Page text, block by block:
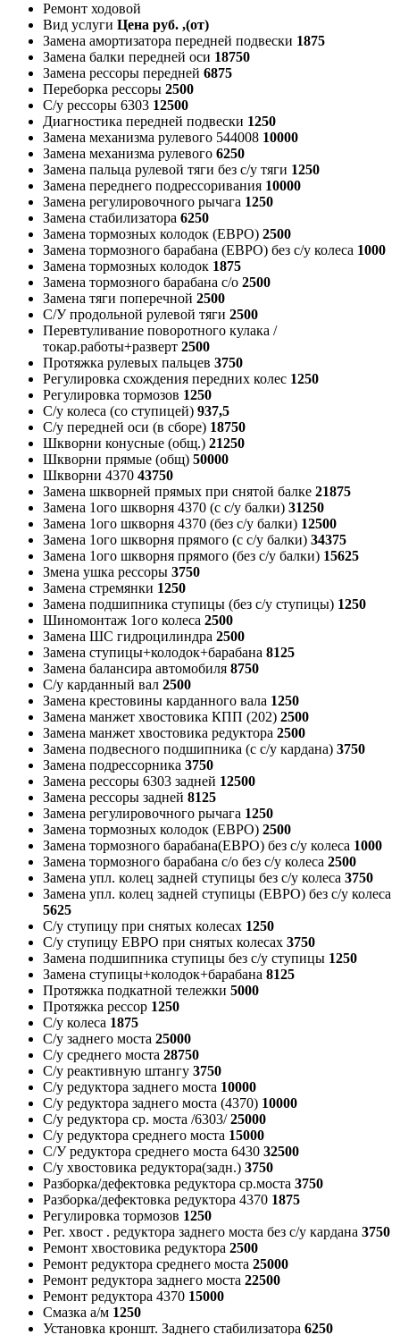
Ремонт ходовой
Вид услуги Цена руб. ,(от)
Замена амортизатора передней подвески 1875
Замена балки передней оси 18750
Замена рессоры передней 6875
Переборка рессоры 2500
С/у рессоры 6303 12500
Диагностика передней подвески 1250
Замена механизма рулевого 544008 10000
Замена механизма рулевого 6250
Замена пальца рулевой тяги без с/у тяги 1250
Замена переднего подрессоривания 10000
Замена регулировочного рычага 1250
Замена стабилизатора 6250
Замена тормозных колодок (ЕВРО) 2500
Замена тормозного барабана (ЕВРО) без с/у колеса 1000
Замена тормозных колодок 1875
Замена тормозного барабана с/о 2500
Замена тяги поперечной 2500
С/У продольной рулевой тяги 2500
Перевтуливание поворотного кулака /
токар.работы+разверт 2500
Протяжка рулевых пальцев 3750
Регулировка схождения передних колес 1250
Регулировка тормозов 1250
С/у колеса (со ступицей) 937,5
С/у передней оси (в сборе) 18750
Шкворни конусные (общ.) 21250
Шкворни прямые (общ) 50000
Шкворни 4370 43750
Замена шкворней прямых при снятой балке 21875
Замена 1ого шкворня 4370 (с с/у балки) 31250
Замена 1ого шкворня 4370 (без с/у балки) 12500
Замена 1ого шкворня прямого (с с/у балки) 34375
Замена 1ого шкворня прямого (без с/у балки) 15625
Змена ушка рессоры 3750
Замена стремянки 1250
Замена подшипника ступицы (без с/у ступицы) 1250
Шиномонтаж 1ого колеса 2500
Замена ШС гидроцилиндра 2500
Замена ступицы+колодок+барабана 8125
Замена балансира автомобиля 8750
С/у карданный вал 2500
Замена крестовины карданного вала 1250
Замена манжет хвостовика КПП (202) 2500
Замена манжет хвостовика редуктора 2500
Замена подвесного подшипника (с с/у кардана) 3750
Замена подрессорника 3750
Замена рессоры 6303 задней 12500
Замена рессоры задней 8125
Замена регулировочного рычага 1250
Замена тормозных колодок (ЕВРО) 2500
Замена тормозного барабана(ЕВРО) без с/у колеса 1000
Замена тормозного барабана с/о без с/у колеса 2500
Замена упл. колец задней ступицы без с/у колеса 3750
Замена упл. колец задней ступицы (ЕВРО) без с/у колеса
5625
С/у ступицу при снятых колесах 1250
С/у ступицу ЕВРО при снятых колесах 3750
Замена подшипника ступицы без с/у ступицы 1250
Замена ступицы+колодок+барабана 8125
Протяжка подкатной тележки 5000
Протяжка рессор 1250
С/у колеса 1875
С/у заднего моста 25000
С/у среднего моста 28750
С/у реактивную штангу 3750
С/у редуктора заднего моста 10000
С/у редуктора заднего моста (4370) 10000
С/у редуктора ср. моста /6303/25000
С/у редуктора среднего моста 15000
С/У редуктора среднего моста 6430 32500
С/у хвостовика редуктора(задн.) 3750
Разборка/дефектовка редуктора ср.моста 3750
Разборка/дефектовка редуктора 4370 1875
Регулировка тормозов 1250
Рег. хвост . редуктора заднего моста без с/у кардана 3750
Ремонт хвостовика редуктора 2500
Ремонт редуктора среднего моста 25000
Ремонт редуктора заднего моста 22500
Ремонт редуктора 4370 15000
Смазка а/м 1250
Установка кроншт. Заднего стабилизатора 6250